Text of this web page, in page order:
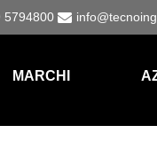
5794800
MARCHI